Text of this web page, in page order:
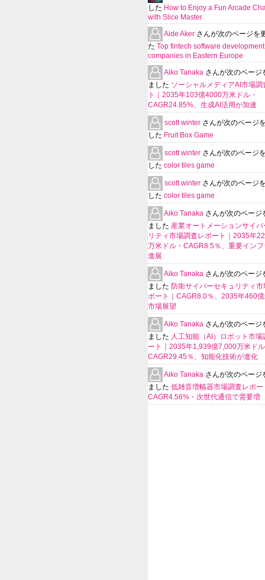
した How to Enjoy a Fun Arcade
with Slice Master
Aide Aker さんが次のページを
た Top fintech software development
companies in Eastern Europe
Aiko Tanaka さんが次のページ
ました ソーシャルメディアAI市場調
ト｜2035年103億4000万米ドル・
CAGR24.85%、生成AI活用が加速
scott winter さんが次のページ
した Fruit Box Game
scott winter さんが次のページ
した color tiles game
scott winter さんが次のページ
した color tiles game
Aiko Tanaka さんが次のページ
ました 産業オートメーションサイ
リティ市場調査レポート｜2035年
万米ドル・CAGR8.5％、重要イン
進展
Aiko Tanaka さんが次のページ
ました 防衛サイバーセキュリティ
ポート｜CAGR8.0％、2035年460
市場展望
Aiko Tanaka さんが次のページ
ました 人工知能（AI）ロボット市場
ート｜2035年1,939億7,000万米ド
CAGR29.45％、知能化技術が進化
Aiko Tanaka さんが次のページ
ました 低雑音増幅器市場調査レポー
CAGR4.56%・次世代通信で需要増